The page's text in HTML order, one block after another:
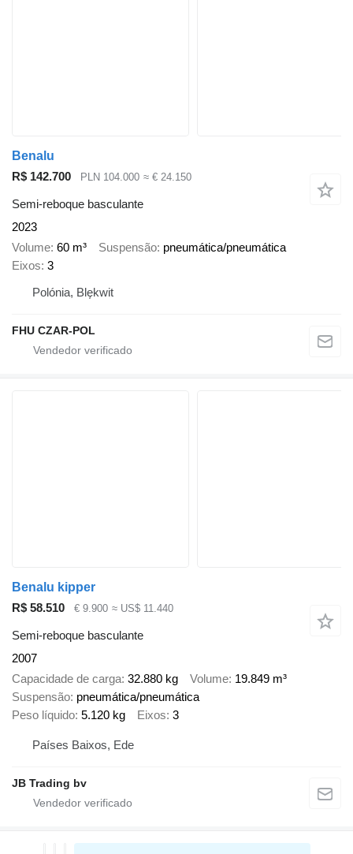
Benalu
R$ 142.700
PLN 104.000 ≈ € 24.150
Semi-reboque basculante
2023
Volume 60 m³ Suspensão pneumática/pneumática
Eixos 3
Polónia, Blękwit
FHU CZAR-POL
Benalu kipper
R$ 58.510
€ 9.900 ≈ US$ 11.440
Semi-reboque basculante
2007
Capacidade de carga 32.880 kg Volume 19.849 m³
Suspensão pneumática/pneumática
Peso líquido 5.120 kg Eixos 3
Países Baixos, Ede
JB Trading bv